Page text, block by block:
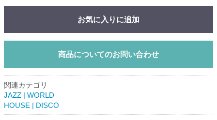
お気に入りに追加
商品についてのお問い合わせ
関連カテゴリ
JAZZ | WORLD
HOUSE | DISCO